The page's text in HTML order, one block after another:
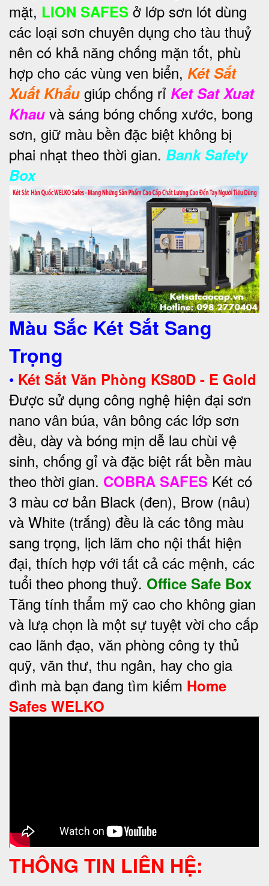
mặt, LION SAFES ở lớp sơn lót dùng
các loại sơn chuyên dụng cho tàu thuỷ
nên có khả năng chống mặn tốt, phù
hợp cho các vùng ven biển, Két Sắt
Xuất Khẩu giúp chống rỉ Ket Sat Xuat
Khau và sáng bóng chống xước, bong
sơn, giữ màu bền đặc biệt không bị
phai nhạt theo thời gian. Bank Safety
Box
Màu Sắc Két Sắt Sang
Trọng
• Két Sắt Văn Phòng KS80D - E Gold
Được sử dụng công nghệ hiện đại sơn
nano vân búa, vân bông các lớp sơn
đều, dày và bóng mịn dễ lau chùi vệ
sinh, chống gỉ và đặc biệt rất bền màu
theo thời gian. COBRA SAFES Két có
3 màu cơ bản Black (đen), Brow (nâu)
và White (trắng) đều là các tông màu
sang trọng, lịch lãm cho nội thất hiện
đại, thích hợp với tất cả các mệnh, các
tuổi theo phong thuỷ. Office Safe Box
Tăng tính thẩm mỹ cao cho không gian
và lưạ chọn là một sự tuyệt vời cho cấp
cao lãnh đạo, văn phòng công ty thủ
quỹ, văn thư, thu ngân, hay cho gia
đình mà bạn đang tìm kiếm Home
Safes WELKO
THÔNG TIN LIÊN HỆ: